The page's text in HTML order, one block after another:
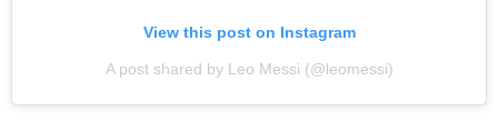
View this post on Instagram
A post shared by Leo Messi (@leomessi)